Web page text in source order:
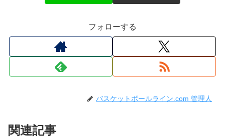
フォローする
バスケットボールライン.com 管理人
関連記事